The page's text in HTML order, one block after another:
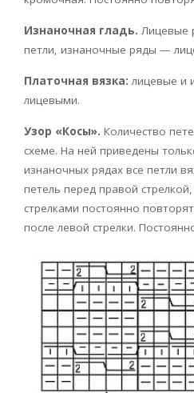
Изнаночная гладь. Лицевые
петли, изнаночные ряды —
Платочная вязка: лицевые и
лицевыми.
Узор «Косы». Количество
схеме. На ней приведены
изнаночных рядах все петли
петель перед правой
стрелками постоянно
после левой стрелки.